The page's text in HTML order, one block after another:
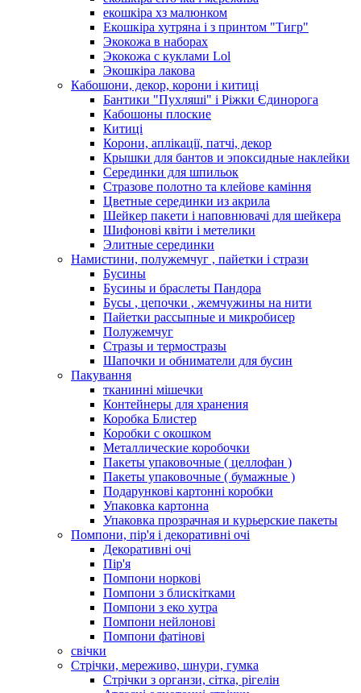
екошкіра хз малюнком
Екошкіра хутряна і з принтом "Тигр"
Экокожа в наборах
Экокожа с куклами Lol
Экошкiра лакова
Кабошони, декор, корони і китиці
Бантики "Пухляші" і Ріжки Єдинорога
Кабошоны плоские
Китиці
Корони, аплікації, патчі, декор
Крышки для бантов и эпоксидные наклейки
Серединки для шпильок
Стразове полотно та клейове каміння
Цветные серединки из акрила
Шейкер пакети і наповнювачі для шейкера
Шифонові квіти і метелики
Элитные серединки
Намистини, полужемчуг , пайетки і стрази
Бусины
Бусины и браслеты Пандора
Бусы , цепочки , жемчужины на нити
Пайетки рассыпные и микробисер
Полужемчуг
Стразы и термостразы
Шапочки и обниматели для бусин
Пакування
тканинні мішечки
Контейнеры для хранения
Коробка Блистер
Коробки с окошком
Металлические коробочки
Пакеты упаковочные ( целлофан )
Пакеты упаковочные ( бумажные )
Подарункові картонні коробки
Упаковка картонна
Упаковка прозрачная и курьерские пакеты
Помпони, пір'я і декоративні очі
Декоративні очі
Пір'я
Помпони норкові
Помпони з блискітками
Помпони з еко хутра
Помпони нейлонові
Помпони фатінові
свічки
Стрічки, мереживо, шнури, гумка
Стрічки з органзи, сітка, рігелін